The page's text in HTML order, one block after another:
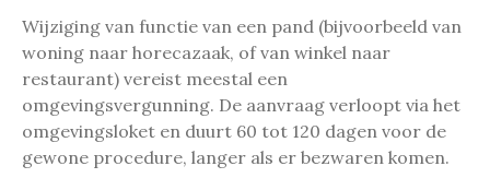
Wijziging van functie van een pand (bijvoorbeeld van
woning naar horecazaak, of van winkel naar
restaurant) vereist meestal een
omgevingsvergunning. De aanvraag verloopt via het
omgevingsloket en duurt 60 tot 120 dagen voor de
gewone procedure, langer als er bezwaren komen.